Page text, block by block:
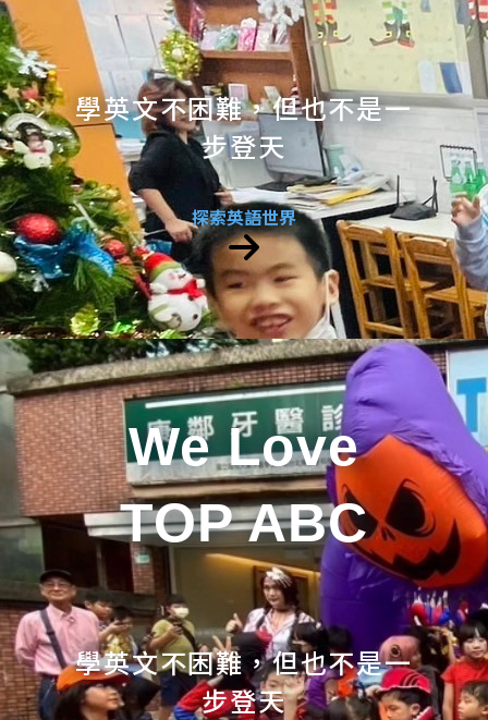
學英文不困難，但也不是一
步登天
探索英語世界
We Love
TOP ABC
學英文不困難，但也不是一
步登天